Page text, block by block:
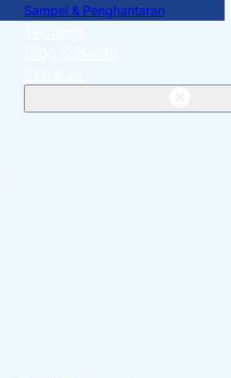
Sampel & Penghantaran